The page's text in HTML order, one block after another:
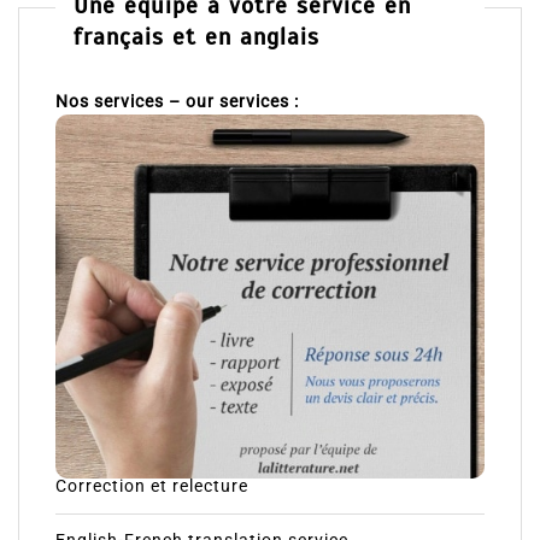
français et en anglais
Nos services – our services :
Correction et relecture